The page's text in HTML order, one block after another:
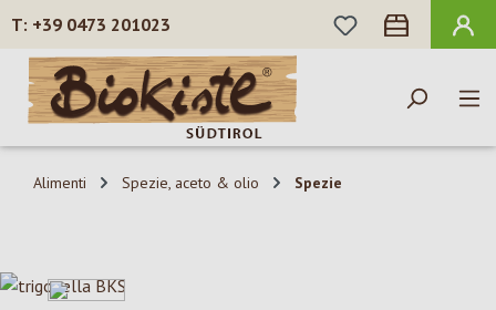
Passa al contenuto principale
+39 0473 201023
HAI 0 ARTICOLI
Alimenti Spezie, aceto & olio Spezie
Salta la galleria di immagini